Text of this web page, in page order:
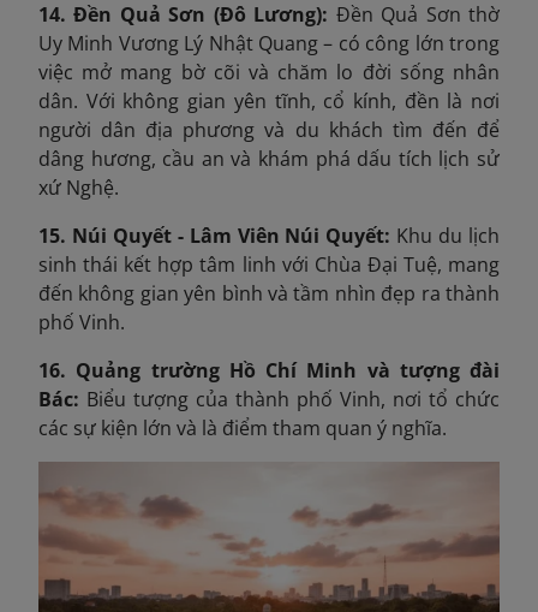
14. Đền Quả Sơn (Đô Lương): Đền Quả Sơn thờ
Uy Minh Vương Lý Nhật Quang – có công lớn trong
việc mở mang bờ cõi và chăm lo đời sống nhân
dân. Với không gian yên tĩnh, cổ kính, đền là nơi
người dân địa phương và du khách tìm đến để
dâng hương, cầu an và khám phá dấu tích lịch sử
xứ Nghệ.
15. Núi Quyết - Lâm Viên Núi Quyết: Khu du lịch
sinh thái kết hợp tâm linh với Chùa Đại Tuệ, mang
đến không gian yên bình và tầm nhìn đẹp ra thành
phố Vinh.
16. Quảng trường Hồ Chí Minh và tượng đài
Bác: Biểu tượng của thành phố Vinh, nơi tổ chức
các sự kiện lớn và là điểm tham quan ý nghĩa.